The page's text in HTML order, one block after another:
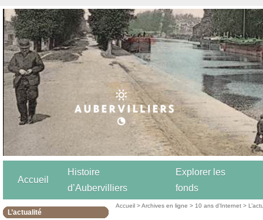
Accueil
Histoire
d’Aubervilliers
Explorer les
fonds
L’actualité
Accueil >Archives en ligne > 10 ans d’Internet >